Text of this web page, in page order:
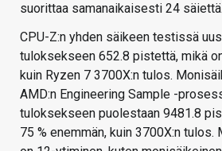
suorittaa samanaikaisesti 24 säiettä.
CPU-Z:n yhden säikeen testissä
tuloksekseen 652.8 pistettä, mikä
kuin Ryzen 7 3700X:n tulos.
AMD:n Engineering Sample -
tuloksekseen puolestaan 9481.8
75 % enemmän, kuin 3700X:n